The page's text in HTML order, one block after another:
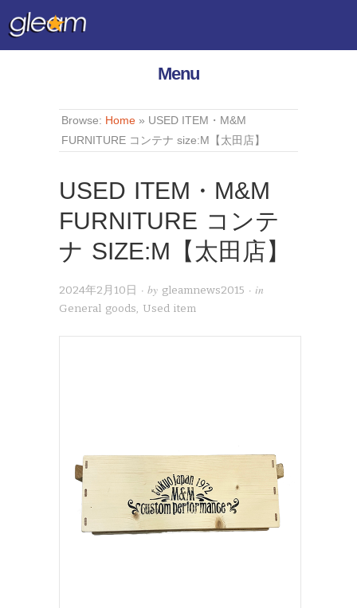
Menu
Browse: Home » USED ITEM・M&M
FURNITURE コンテナ size:M【太田店】
USED ITEM・M&M
FURNITURE コンテ
ナ SIZE:M【太田店】
2024年2月10日 · by gleamnews2015 · in
General goods, Used item